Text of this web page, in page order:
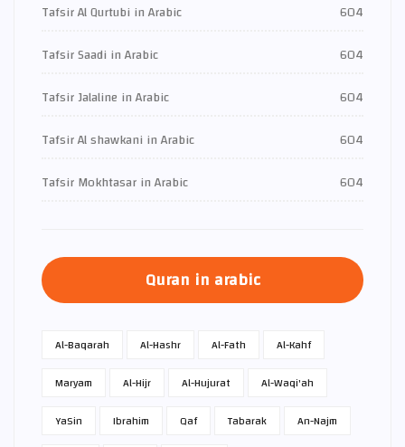
Tafsir Al Qurtubi in Arabic
604
Tafsir Saadi in Arabic
604
Tafsir Jalaline in Arabic
604
Tafsir Al shawkani in Arabic
604
Tafsir Mokhtasar in Arabic
604
Quran in arabic
Al-Baqarah Al-Hashr Al-Fath
Al-Kahf
Maryam
Al-Hijr Al-Hujurat
Al-Waqi'ah
Ya­Sin
Ibrahim Qaf Tabarak
An-Najm